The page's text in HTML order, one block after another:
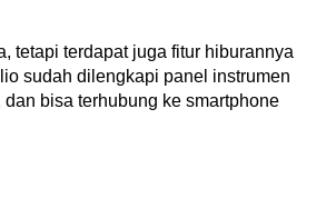
tetapi terdapat juga fitur hiburannya
sudah dilengkapi panel instrumen
bisa terhubung ke smartphone